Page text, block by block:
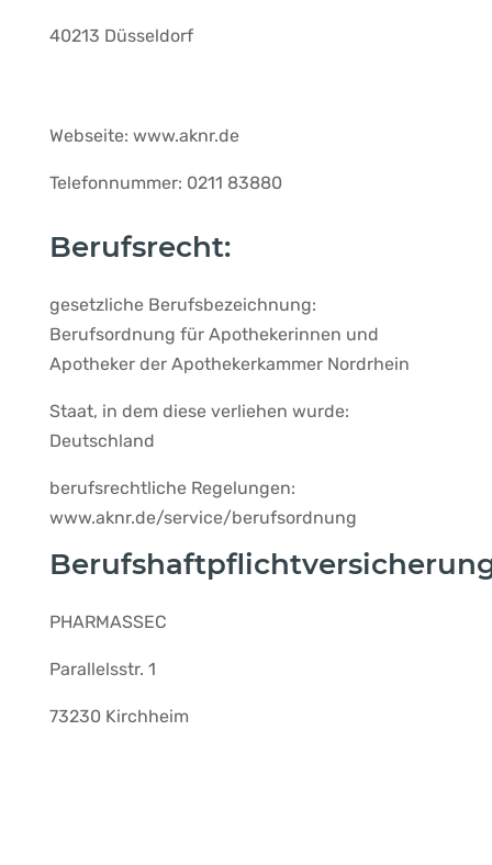
40213 Düsseldorf
Webseite: www.aknr.de
Telefonnummer: 0211 83880
Berufsrecht:
gesetzliche Berufsbezeichnung:
Berufsordnung für Apothekerinnen und
Apotheker der Apothekerkammer Nordrhein
Staat, in dem diese verliehen wurde:
Deutschland
berufsrechtliche Regelungen:
www.aknr.de/service/berufsordnung
PHARMASSEC
Parallelsstr. 1
73230 Kirchheim